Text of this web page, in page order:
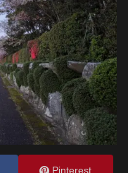
Pinterest